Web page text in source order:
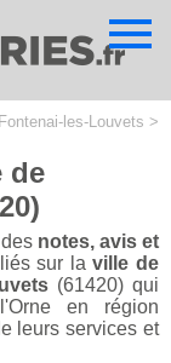
les-Louvets >
de
notes, avis et
sur laville de
(61420) qui
en région
leurs services et